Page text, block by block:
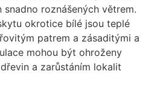
roznášených větrem.
okrotice bílé jsou teplé
patrem a zásaditými a
mohou být ohroženy
a zarůstáním lokalit